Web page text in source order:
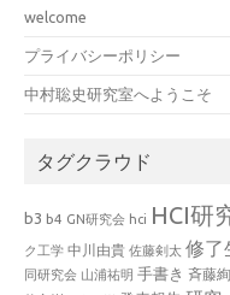
welcome
プライバシーポリシー
中村聡史研究室へようこそ
タグクラウド
b3 b4 GN研究会 hci HCI研
ク工学 中川由貴 佐藤剣太 修了
同研究会 山浦祐明 手書き 斉藤